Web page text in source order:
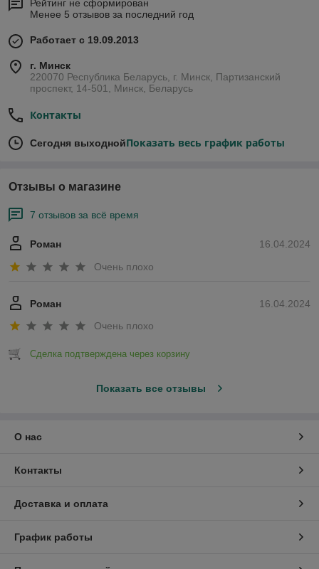
Рейтинг не сформирован
Менее 5 отзывов за последний год
Работает с 19.09.2013
г. Минск
220070 Республика Беларусь, г. Минск, Партизанский
проспект, 14-501, Минск, Беларусь
Контакты
Сегодня выходнойПоказать весь график работы
Отзывы о магазине
7 отзывов за всё время
16.04.2024
Роман
Очень плохо
16.04.2024
Роман
Очень плохо
Сделка подтверждена через корзину
Показать все отзывы
О нас
Контакты
Доставка и оплата
График работы